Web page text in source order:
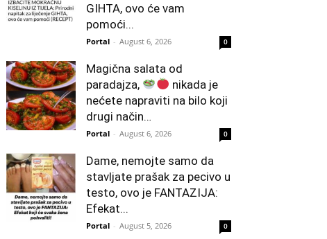
GIHTA, ovo će vam
pomoći...
Portal - August 6, 2026 0
Magična salata od
paradajza,
nikada je
nećete napraviti na bilo koji
drugi način…
Portal - August 6, 2026 0
Dame, nemojte samo da
stavljate prašak za pecivo u
testo, ovo je FANTAZIJA:
Efekat...
Portal - August 5, 2026 0